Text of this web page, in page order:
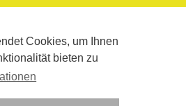
Cookies, um Ihnen
bieten zu